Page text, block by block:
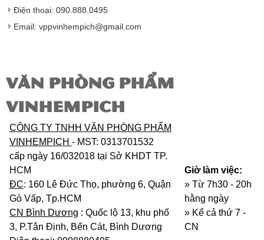
nhà nhập khẩu nếu sản phẩm bị lỗi hoặc hỏng hóc
Điện thoại: 090.888.0495
Email: vppvinhempich@gmail.com
VĂN PHÒNG PHẨM
VINHEMPICH
CÔNG TY TNHH VĂN PHÒNG PHẨM
VINHEMPICH - MST: 0313701532
cấp ngày 16/032018 tại Sở KHDT TP.
HCM
ĐC: 160 Lê Đức Thọ, phường 6, Quận
Gò Vấp, Tp.HCM
CN Bình Dương : Quốc lộ 13, khu phố
3, P.Tân Định, Bến Cát, Bình Dương
Giờ làm việc:
» Từ 7h30 - 20h
hằng ngày
» Kể cả thứ 7 -
CN